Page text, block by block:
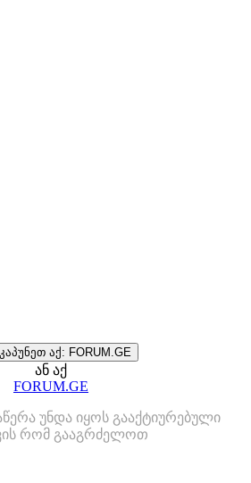
აქ: FORUM.GE
ან აქ
FORUM.GE
უნდა იყოს გააქტიურებული
რომ გააგრძელოთ